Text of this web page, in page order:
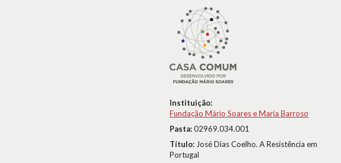
Instituição:
Fundação Mário Soares e Maria Barroso
Pasta:02969.034.001
Título: José Dias Coelho. A Resistência em
Portugal